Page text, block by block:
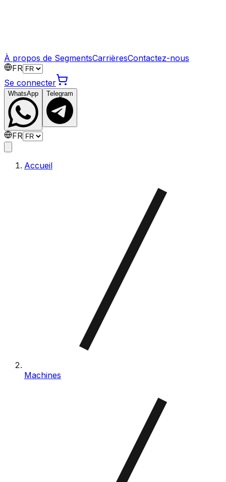
À propos de SegmentsCarrièresContactez-nous
FR
Se connecter
WhatsApp Telegram
FR
Accueil
Machines